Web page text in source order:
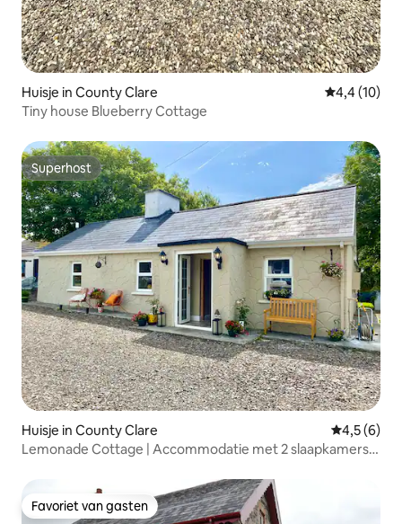
Huisje in County Clare
4,4 (10)
Tiny house Blueberry Cottage
Superhost
Superhost
Huisje in County Clare
4,5 (6)
Lemonade Cottage | Accommodatie met 2 slaapkamers
Favoriet van gasten
Favoriet van gasten